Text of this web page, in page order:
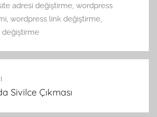
adresi değiştirme wordpress
wordpress link değiştirme
değiştirme
Sivilce Çıkması